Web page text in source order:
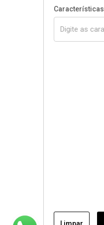
Características
Limpar